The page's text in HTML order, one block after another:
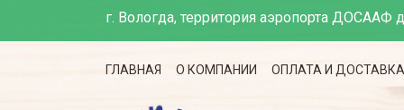
г. Вологда, территория аэропорта ДОСААФ
ГЛАВНАЯ О КОМПАНИИ ОПЛАТА И ДОСТАВКА